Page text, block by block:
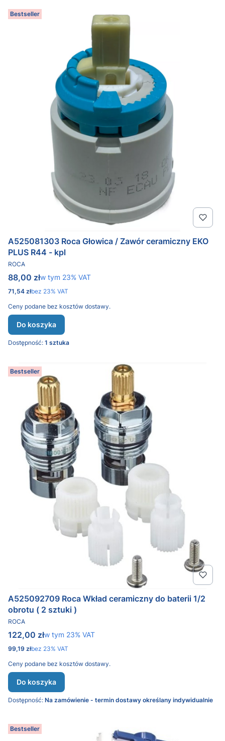
Bestseller
A525081303 Roca Głowica / Zawór ceramiczny EKO
PLUS R44 - kpl
PRODUCENT
ROCA
Cena brutto
88,00 złw tym %s VAT
w tym 23% VAT
Cena netto
71,54 złbez 23% VAT
Ceny podane bez kosztów dostawy.
Do koszyka
Dostępność: 1 sztuka
Bestseller
A525092709 Roca Wkład ceramiczny do baterii 1/2
obrotu ( 2 sztuki )
PRODUCENT
ROCA
Cena brutto
122,00 złw tym %s VAT
w tym 23% VAT
Cena netto
99,19 złbez 23% VAT
Ceny podane bez kosztów dostawy.
Do koszyka
Dostępność: Na zamówienie - termin dostawy określany indywidualnie
Bestseller